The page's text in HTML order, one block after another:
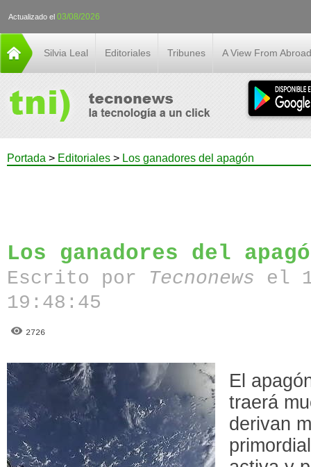
Actualizado el 03/08/2026
Silvia Leal Editoriales Tribunes A View From Abroad
Portada > Editoriales > Los ganadores del apagón
Los ganadores del
Escrito por Tecnonews el
19:48:45
2726
El
traerá
derivan